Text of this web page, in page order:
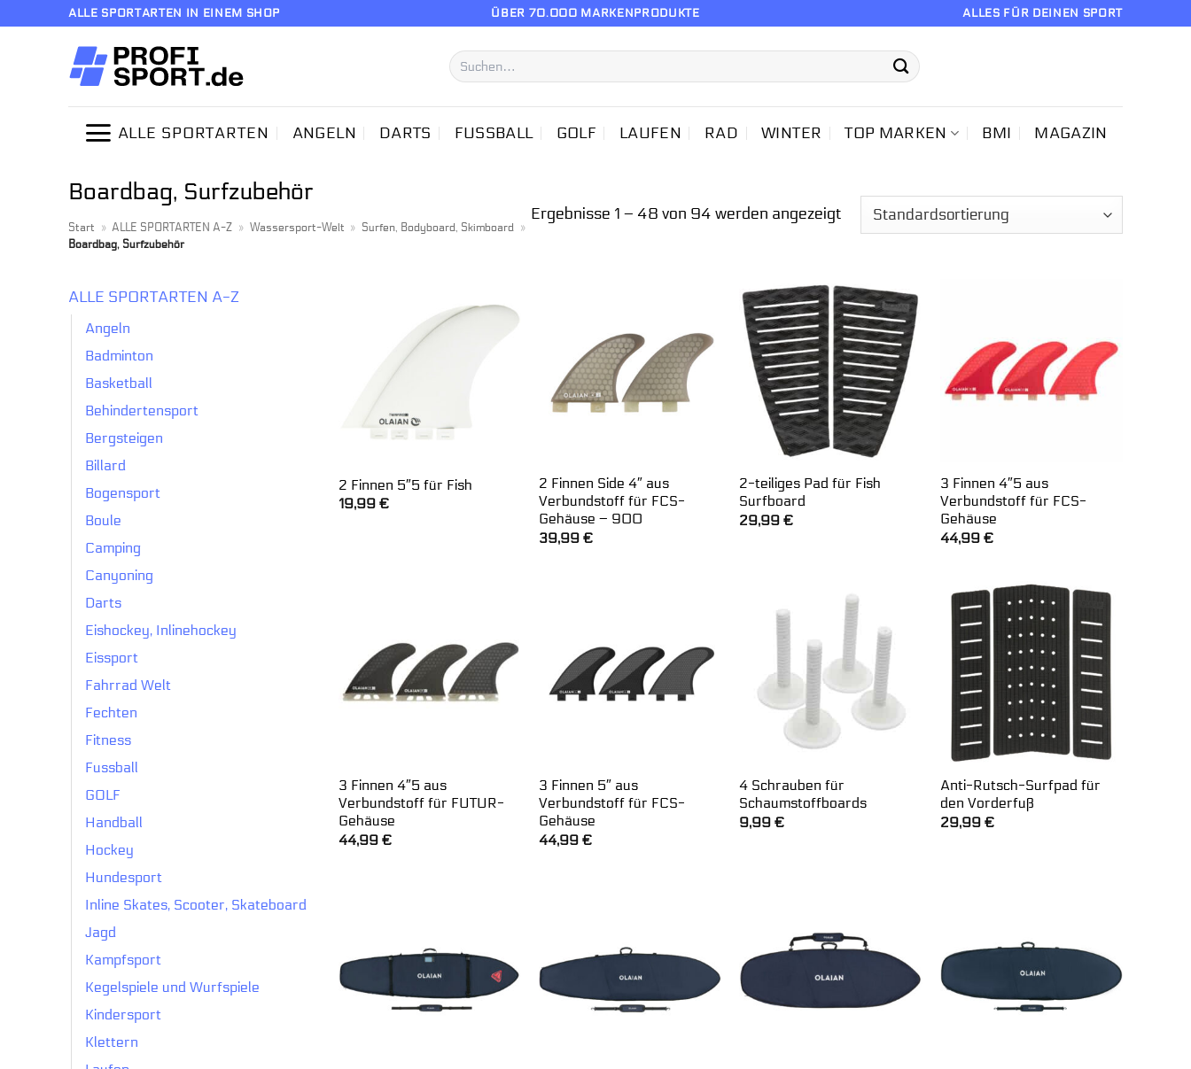
ALLE SPORTARTEN IN EINEM SHOP ÜBER 70.000 MARKENPRODUKTE ALLES FÜR DEINEN SPORT
Suchen
nach:
ALLE SPORTARTEN ANGELN DARTS FUSSBALL GOLF LAUFEN RAD WINTER TOP MARKEN BMI MAGAZIN
Boardbag, Surfzubehör
Start » ALLE SPORTARTEN A-Z » Wassersport-Welt » Surfen, Bodyboard, Skimboard »
Boardbag, Surfzubehör
Ergebnisse 1 – 48 von 94 werden angezeigt
ALLE SPORTARTEN A-Z
Angeln
Badminton
Basketball
Behindertensport
Bergsteigen
Billard
Bogensport
Boule
Camping
Canyoning
Darts
Eishockey, Inlinehockey
Eissport
Fahrrad Welt
Fechten
Fitness
Fussball
GOLF
Handball
Hockey
Hundesport
Inline Skates, Scooter, Skateboard
Jagd
Kampfsport
Kegelspiele und Wurfspiele
Kindersport
Klettern
2 Finnen 5″5 für Fish
19,99 €
2 Finnen Side 4″ aus
Verbundstoff für FCS-
Gehäuse – 900
39,99€
2-teiliges Pad für Fish
Surfboard
29,99€
3 Finnen 4″5 aus
Verbundstoff für FCS-
Gehäuse
44,99 €
3 Finnen 4″5 aus
Verbundstoff für FUTUR-
Gehäuse
44,99 €
3 Finnen 5″ aus
Verbundstoff für FCS-
Gehäuse
44,99€
4 Schrauben für
Schaumstoffboards
9,99€
Anti-Rutsch-Surfpad für
den Vorderfuß
29,99 €